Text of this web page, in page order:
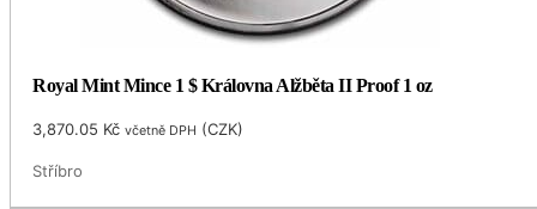
Royal Mint Mince 1 $ Královna Alžběta II Proof 1 oz
3,870.05 Kč včetně DPH (CZK)
Stříbro